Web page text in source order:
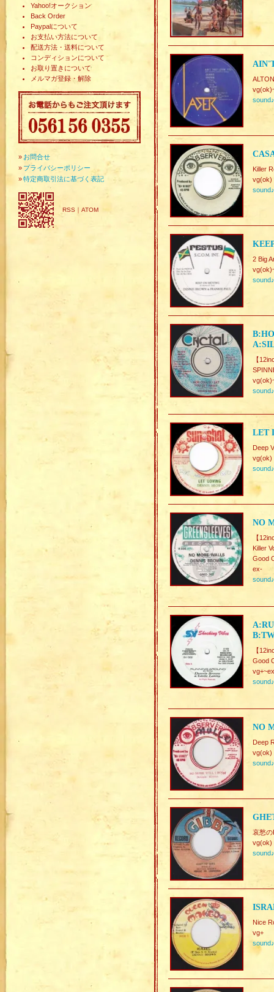
Yahoo!オークション
Back Order
Paypalについて
お支払い方法について
配送方法・送料について
コンディションについて
お取り置きについて
メルマガ登録・解除
» お問合せ
» プライバシーポリシー
»特定商取引法に基づく表記
RSS ｜ ATOM
sound♪
Killer
vg(ok)
sound♪
2 Big
sound♪
【
sound♪
LET
Deep
vg(ok)
sound♪
NO
【
Killer
Good
ex-
sound♪
【
Good
sound♪
NO
Deep
vg(ok)
sound♪
哀愁の
vg(ok)
sound♪
Nice
vg+
sound♪